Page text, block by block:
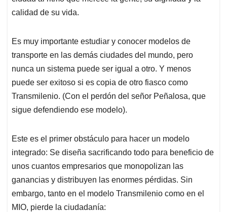
calidad de su vida.
Es muy importante estudiar y conocer modelos de
transporte en las demás ciudades del mundo, pero
nunca un sistema puede ser igual a otro. Y menos
puede ser exitoso si es copia de otro fiasco como
Transmilenio. (Con el perdón del señor Peñalosa, que
sigue defendiendo ese modelo).
Este es el primer obstáculo para hacer un modelo
integrado: Se diseña sacrificando todo para beneficio de
unos cuantos empresarios que monopolizan las
ganancias y distribuyen las enormes pérdidas. Sin
embargo, tanto en el modelo Transmilenio como en el
MIO, pierde la ciudadanía: